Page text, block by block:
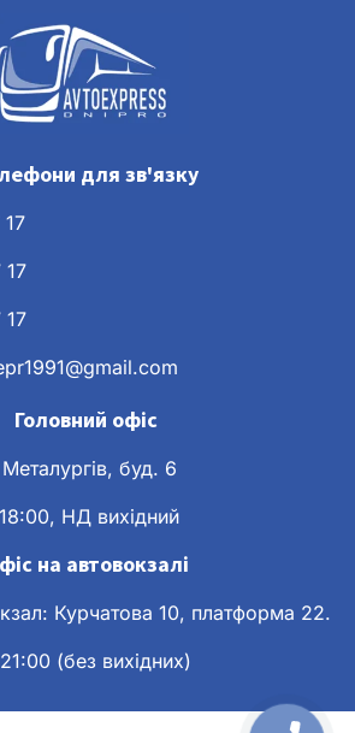
для зв'язку
Головний офіс
буд. 6
НД вихідний
на автовокзалі
Курчатова 10, платформа 22.
(без вихідних)